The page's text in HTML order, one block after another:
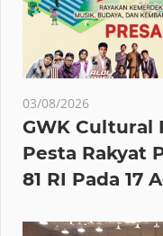
03/08/2026
GWK Cultural
Pesta Rakyat
81 RI Pada 17